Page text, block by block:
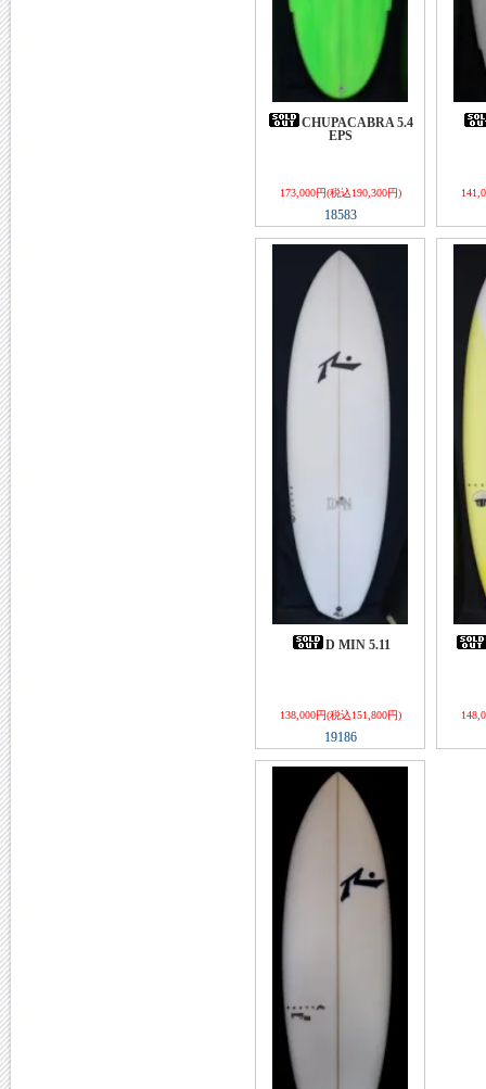
CHUPACABRA 5.4
EPS
173,000円(税込190,300円)
18583
D MIN 5.11
138,000円(税込151,800円)
19186